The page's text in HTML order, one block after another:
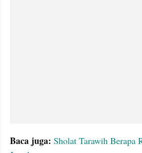
Baca juga: Sholat Tarawih Berapa